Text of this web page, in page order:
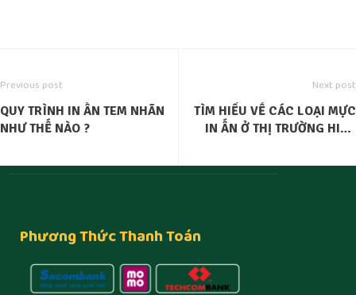
Previous post
QUY TRÌNH IN ẤN TEM NHÃN
NHƯ THẾ NÀO ?
Next post
TÌM HIỂU VỀ CÁC LOẠI MỰC
IN ẤN Ở THỊ TRƯỜNG HIỆN
Phương Thức Thanh Toán